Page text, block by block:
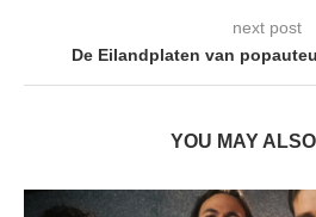
next post
De Eilandplaten van
YOU MAY